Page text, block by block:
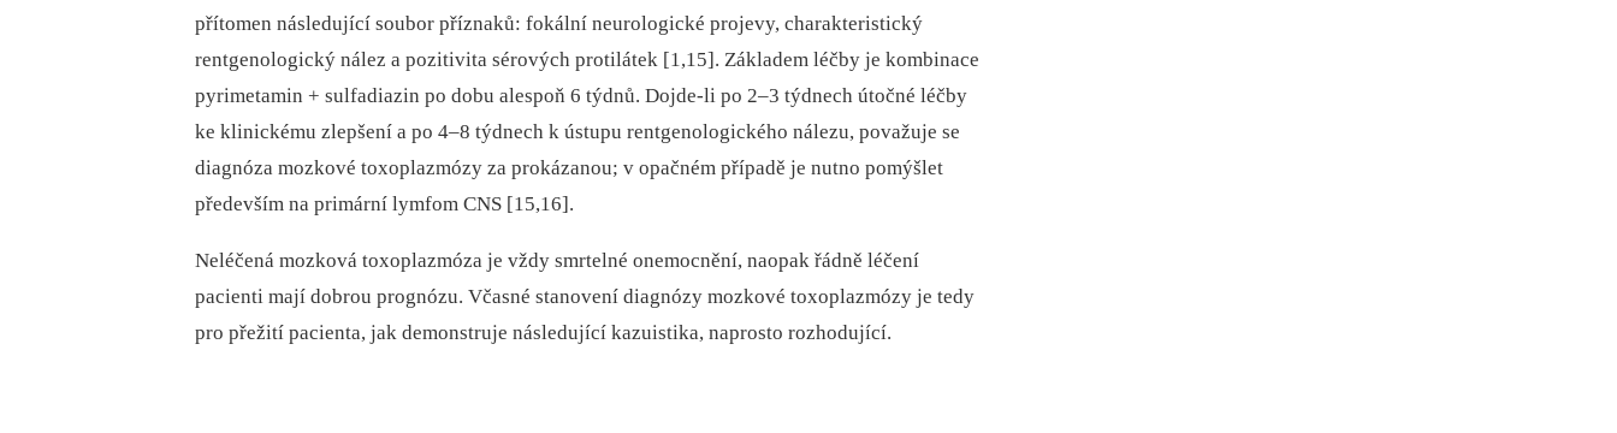
přítomen následující soubor příznaků: fokální neurologické projevy, charakteristický
rentgenologický nález a pozitivita sérových protilátek [1,15]. Základem léčby je kombinace
pyrimetamin + sulfadiazin po dobu alespoň 6 týdnů. Dojde-li po 2–3 týdnech útočné léčby
ke klinickému zlepšení a po 4–8 týdnech k ústupu rentgenologického nálezu, považuje se
diagnóza mozkové toxoplazmózy za prokázanou; v opačném případě je nutno pomýšlet
především na primární lymfom CNS [15,16].
Neléčená mozková toxoplazmóza je vždy smrtelné onemocnění, naopak řádně léčení
pacienti mají dobrou prognózu. Včasné stanovení diagnózy mozkové toxoplazmózy je tedy
pro přežití pacienta, jak demonstruje následující kazuistika, naprosto rozhodující.